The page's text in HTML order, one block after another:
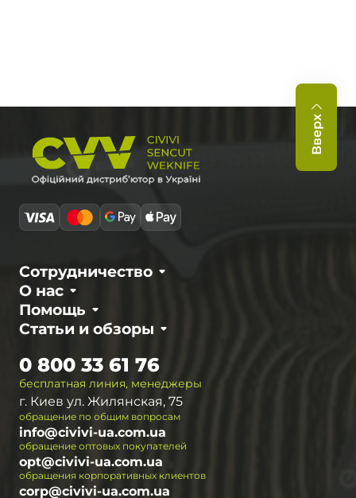
Вверх
О нас
Сотрудничество
Статьи и обзоры
Помощь
бесплатная линия, менеджеры
0 800 33 61 76
г. Киев ул. Жилянская, 75
обращение по общим вопросам
info@civivi-ua.com.ua
обращение оптовых покупателей
opt@civivi-ua.com.ua
обращения корпоративных клиентов
corp@civivi-ua.com.ua